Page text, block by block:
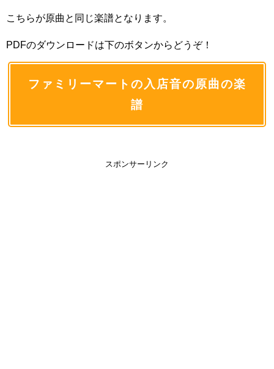
こちらが原曲と同じ楽譜となります。
PDFのダウンロードは下のボタンからどうぞ！
ファミリーマートの入店音の原曲の楽
譜
スポンサーリンク